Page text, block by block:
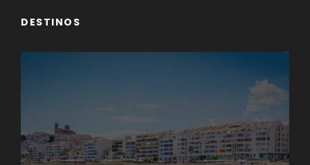
DESTINOS